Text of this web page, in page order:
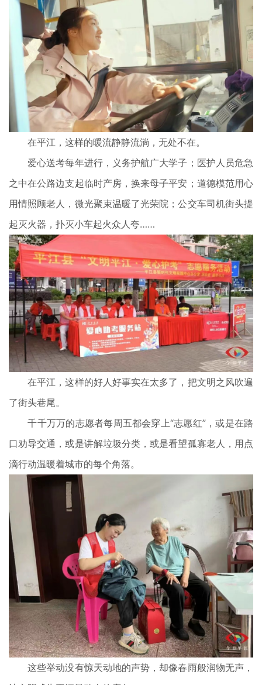
在平江，这样的暖流静静流淌，无处不在。
爱心送考每年进行，义务护航广大学子；医护人员危急
之中在公路边支起临时产房，换来母子平安；道德模范用心
用情照顾老人，微光聚束温暖了光荣院；公交车司机街头提
起灭火器，扑灭小车起火众人夸……
在平江，这样的好人好事实在太多了，把文明之风吹遍
了街头巷尾。
千千万万的志愿者每周五都会穿上“志愿红”，或是在路
口劝导交通，或是讲解垃圾分类，或是看望孤寡老人，用点
滴行动温暖着城市的每个角落。
这些举动没有惊天动地的声势，却像春雨般润物无声，